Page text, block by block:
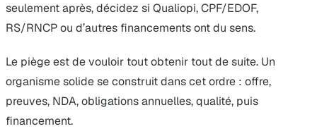
seulement après, décidez si Qualiopi, CPF/EDOF,
RS/RNCP ou d’autres financements ont du sens.
Le piège est de vouloir tout obtenir tout de suite. Un
organisme solide se construit dans cet ordre : offre,
preuves, NDA, obligations annuelles, qualité, puis
financement.